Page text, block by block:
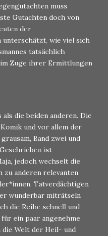
muss
Gutachten doch von
der
unterschätzt, wie viel sich
tatsächlich
Zuge ihrer Ermittlungen
die beiden anderen. Die
und vor allem der
Band zwei und
ist
jedoch wechselt die
zu anderen relevanten
Tatverdächtigen
wunderbar miträtseln
die Reihe schnell und
ein paar angenehme
die Welt der Heil- und